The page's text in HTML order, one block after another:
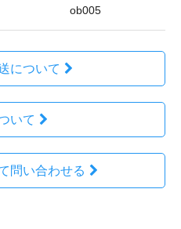
ob005
について
いて
問い合わせる